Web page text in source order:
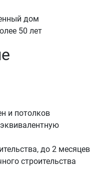
дом
50 лет
и потолков
до 2 месяцев
строительства